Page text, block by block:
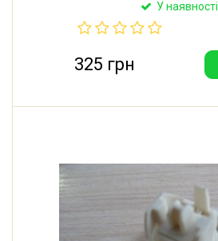
У наявності
325 грн